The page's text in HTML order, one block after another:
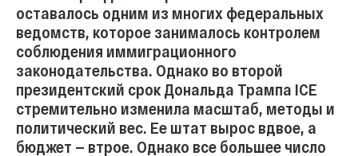
оставалось одним из многих федеральных
ведомств, которое занималось контролем
соблюдения иммиграционного
законодательства. Однако во второй
президентский срок Дональда Трампа ICE
стремительно изменила масштаб, методы и
политический вес. Eе штат вырос вдвое, а
бюджет — втрое. Однако все большее число